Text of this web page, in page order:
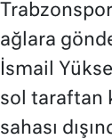
ağlara
İsmail
sol taraftan
sahası